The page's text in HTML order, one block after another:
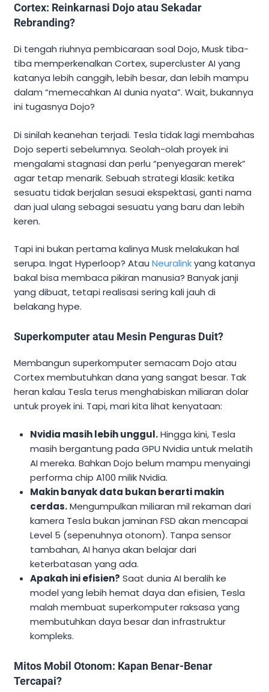
Cortex: Reinkarnasi Dojo atau Sekadar
Rebranding?
Di tengah riuhnya pembicaraan soal Dojo, Musk tiba-
tiba memperkenalkan Cortex, supercluster AI yang
katanya lebih canggih, lebih besar, dan lebih mampu
dalam “memecahkan AI dunia nyata”. Wait, bukannya
ini tugasnya Dojo?
Di sinilah keanehan terjadi. Tesla tidak lagi membahas
Dojo seperti sebelumnya. Seolah-olah proyek ini
mengalami stagnasi dan perlu “penyegaran merek”
agar tetap menarik. Sebuah strategi klasik: ketika
sesuatu tidak berjalan sesuai ekspektasi, ganti nama
dan jual ulang sebagai sesuatu yang baru dan lebih
keren.
Tapi ini bukan pertama kalinya Musk melakukan hal
serupa. Ingat Hyperloop? Atau Neuralinkyang katanya
bakal bisa membaca pikiran manusia? Banyak janji
yang dibuat, tetapi realisasi sering kali jauh di
belakang hype.
Superkomputer atau Mesin Penguras Duit?
Membangun superkomputer semacam Dojo atau
Cortex membutuhkan dana yang sangat besar. Tak
heran kalau Tesla terus menghabiskan miliaran dolar
untuk proyek ini. Tapi, mari kita lihat kenyataan:
Nvidia masih lebih unggul.Hingga kini, Tesla
masih bergantung pada GPU Nvidia untuk melatih
AI mereka. Bahkan Dojo belum mampu menyaingi
performa chip A100 milik Nvidia.
Makin banyak data bukan berarti makin
cerdas.Mengumpulkan miliaran mil rekaman dari
kamera Tesla bukan jaminan FSD akan mencapai
Level 5 (sepenuhnya otonom). Tanpa sensor
tambahan, AI hanya akan belajar dari
keterbatasan yang ada.
Apakah ini efisien? Saat dunia AI beralih ke
model yang lebih hemat daya dan efisien, Tesla
malah membuat superkomputer raksasa yang
membutuhkan daya besar dan infrastruktur
kompleks.
Mitos Mobil Otonom: Kapan Benar-Benar
Tercapai?